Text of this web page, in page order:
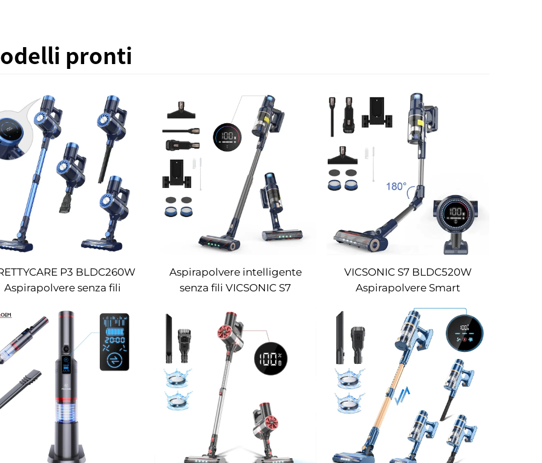
pronti
P3 BLDC260W
Aspirapolvere senza fili
Aspirapolvere intelligente
senza fili VICSONIC S7
pulizia automatica dei
pavimenti
VICSONIC S7 BLDC520W
Aspirapolvere Smart